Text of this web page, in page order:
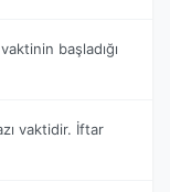
başladığı
vaktidir. İftar